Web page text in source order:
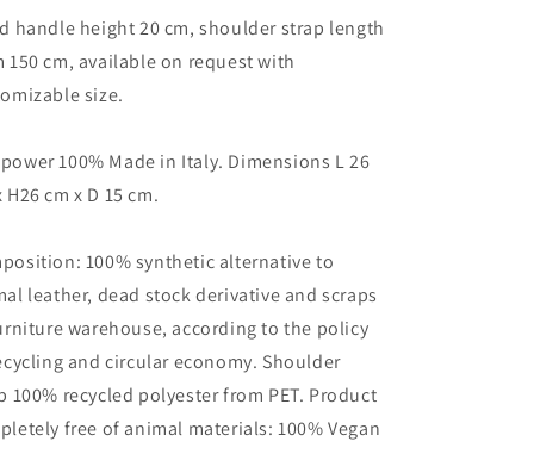
handle height 20 cm, shoulder strap length
150 cm, available on request with
size.
100% Made in Italy. Dimensions L 26
H26 cm x D 15 cm.
100% synthetic alternative to
leather, dead stock derivative and scraps
warehouse, according to the policy
and circular economy. Shoulder
100% recycled polyester from PET. Product
free of animal materials: 100% Vegan